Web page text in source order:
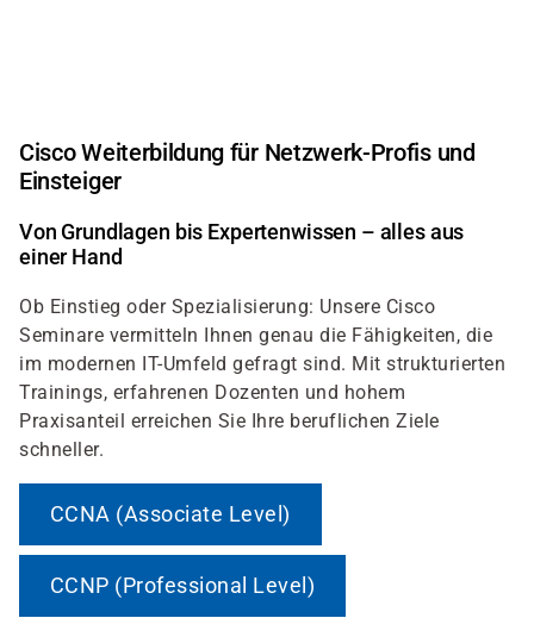
Cisco Weiterbildung für Netzwerk-Profis und
Einsteiger
Von Grundlagen bis Expertenwissen – alles aus
einer Hand
Ob Einstieg oder Spezialisierung: Unsere Cisco
Seminare vermitteln Ihnen genau die Fähigkeiten, die
im modernen IT-Umfeld gefragt sind. Mit strukturierten
Trainings, erfahrenen Dozenten und hohem
Praxisanteil erreichen Sie Ihre beruflichen Ziele
schneller.
CCNA (Associate Level)
CCNP (Professional Level)